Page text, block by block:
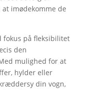
imødekomme de
fokus på fleksibilitet
den
mulighed for at
hylder eller
din vogn,